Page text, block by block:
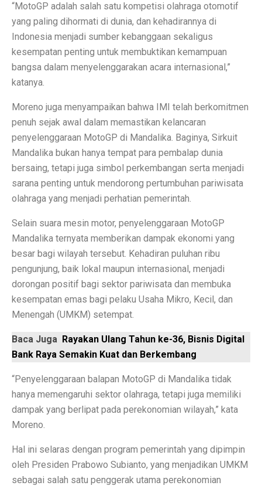
Desain Rumah Minimalis, Tampilan Menarik!
Prakiraan Cuaca OKU Timur 2 Oktober 2025:
Lukisan Raden Saleh: Ikon Seni Nusantara
Laptop Lokal Harga 2 Jutaan dengan Spesifikasi
Detoks Digital untuk Gen Z, Tenangkan Pikiran?
5 HP Android Tercepat 2025 dengan Snapdragon 8
Laptop Murah 4 Jutaan untuk Pelajar Aktif, Tugas
Honda PCX160: Spesifikasi Mewah yang Membuat
Pengguna Adobe Analytics, Waspada! Celah Ini Ancam
5 Fakta Menarik Kota Lalitpur, Kota Tua Penuh Kuil di
Perbandingan Xiaomi 15T vs 15T Pro: Spesifikasi dan
Revolusi Data: AI Mengubah Pengelolaan Informasi di
MDRN dan Genertec Kolaborasi di Industri,
Workshop SOHIB Berkelas Kemkomdigi:
Perbandingan ADV160 vs Nmax 155, Lihat Spesifikasi
7 HP Flagship Android Terkencang 2025, Bukan
“MotoGP adalah salah satu kompetisi olahraga otomotif
yang paling dihormati di dunia, dan kehadirannya di
Indonesia menjadi sumber kebanggaan sekaligus
kesempatan penting untuk membuktikan kemampuan
bangsa dalam menyelenggarakan acara internasional,”
katanya.
Moreno juga menyampaikan bahwa IMI telah berkomitmen
penuh sejak awal dalam memastikan kelancaran
penyelenggaraan MotoGP di Mandalika. Baginya, Sirkuit
Mandalika bukan hanya tempat para pembalap dunia
bersaing, tetapi juga simbol perkembangan serta menjadi
sarana penting untuk mendorong pertumbuhan pariwisata
olahraga yang menjadi perhatian pemerintah.
Selain suara mesin motor, penyelenggaraan MotoGP
Mandalika ternyata memberikan dampak ekonomi yang
besar bagi wilayah tersebut. Kehadiran puluhan ribu
pengunjung, baik lokal maupun internasional, menjadi
dorongan positif bagi sektor pariwisata dan membuka
kesempatan emas bagi pelaku Usaha Mikro, Kecil, dan
Menengah (UMKM) setempat.
Baca Juga Rayakan Ulang Tahun ke-36, Bisnis Digital
Bank Raya Semakin Kuat dan Berkembang
“Penyelenggaraan balapan MotoGP di Mandalika tidak
hanya memengaruhi sektor olahraga, tetapi juga memiliki
dampak yang berlipat pada perekonomian wilayah,” kata
Moreno.
Hal ini selaras dengan program pemerintah yang dipimpin
oleh Presiden Prabowo Subianto, yang menjadikan UMKM
sebagai salah satu penggerak utama perekonomian